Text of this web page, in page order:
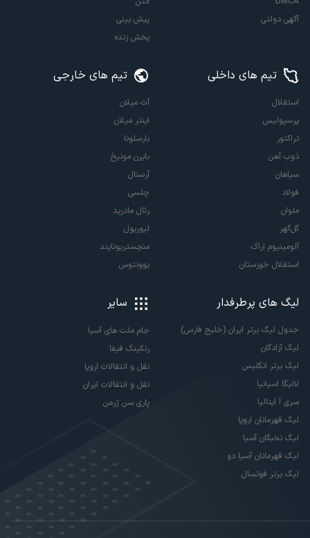
آگهی دولتی
پیش بینی
پخش زنده
تیم های داخلی
استقلال
پرسپولیس
تراکتور
ذوب آهن
سپاهان
فولاد
ملوان
گل‌گهر
آلومینیوم اراک
استقلال خوزستان
تیم های خارجی
آث میلان
اینتر میلان
بارسلونا
بایرن مونیخ
آرسنال
چلسی
رئال مادرید
لیورپول
منچستریونایتد
یوونتوس
لیگ های پرطرفدار
جدول لیگ برتر ایران (خلیج فارس)
لیگ آزادگان
لیگ برتر انگلیس
لالیگا اسپانیا
سری آ ایتالیا
لیگ قهرمانان اروپا
لیگ نخبگان آسیا
لیگ قهرمانان آسیا دو
لیگ برتر فوتسال
سایر
جام ملت های آسیا
رنکینگ فیفا
نقل و انتقالات اروپا
نقل و انتقالات ایران
پاری سن ژرمن